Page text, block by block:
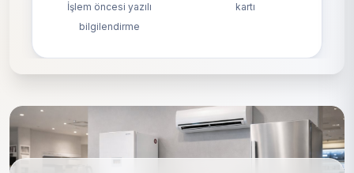
İşlem öncesi yazılı
bilgilendirme
kartı